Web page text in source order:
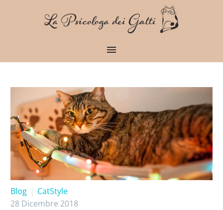
Blog
CatStyle
28 Dicembre 2018